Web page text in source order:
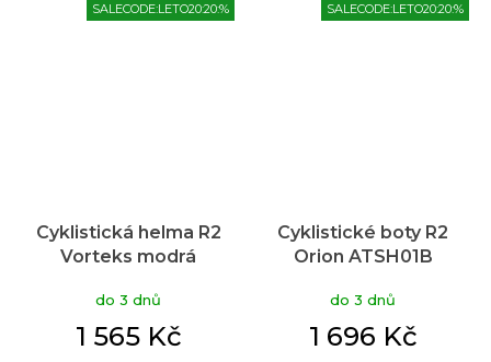
SALECODE:LETO20:20:%
Cyklistická helma R2
Vorteks modrá
do 3 dnů
1 565 Kč
SALECODE:LETO20:20:%
Cyklistické boty R2
Orion ATSH01B
do 3 dnů
1 696 Kč